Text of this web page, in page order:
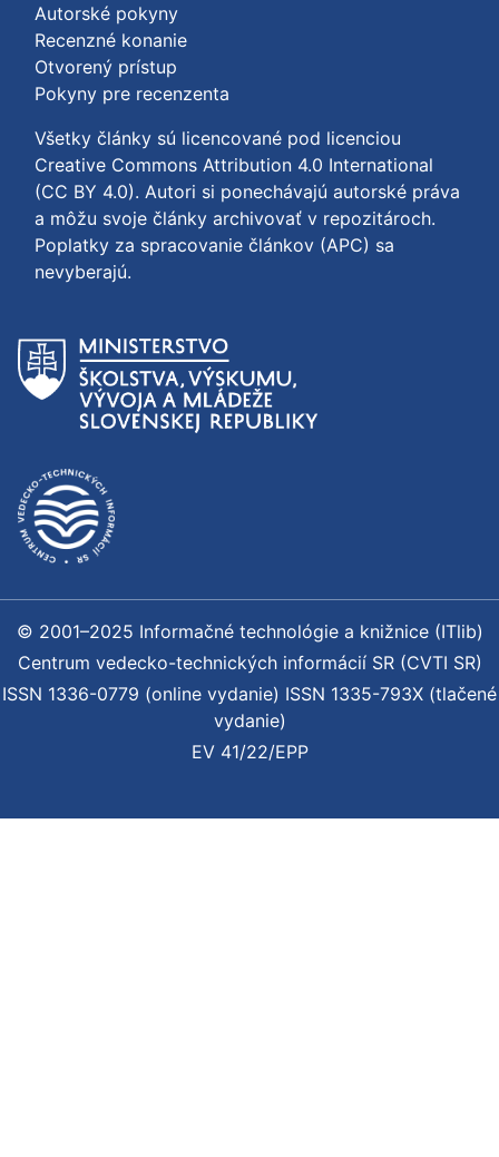
Autorské pokyny
Recenzné konanie
Otvorený prístup
Pokyny pre recenzenta
Všetky články sú licencované pod licenciou
Creative Commons Attribution 4.0 International
(CC BY 4.0). Autori si ponechávajú autorské práva
a môžu svoje články archivovať v repozitároch.
Poplatky za spracovanie článkov (APC) sa
nevyberajú.
© 2001–2025 Informačné technológie a knižnice (ITlib)
Centrum vedecko-technických informácií SR (CVTI SR)
ISSN 1336-0779 (online vydanie) ISSN 1335-793X (tlačené
vydanie)
EV 41/22/EPP